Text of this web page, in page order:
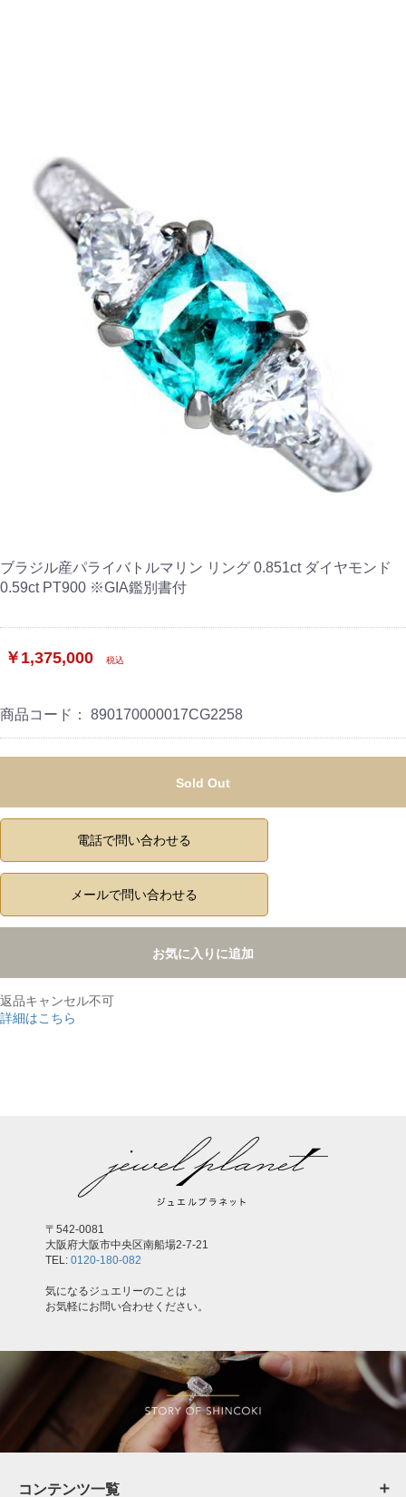
ブラジル産パライバトルマリン リング 0.851ct ダイヤモンド
0.59ct PT900 ※GIA鑑別書付
￥1,375,000 税込
商品コード： 890170000017CG2258
Sold Out
電話で問い合わせる
メールで問い合わせる
お気に入りに追加
返品キャンセル不可
詳細はこちら
〒542-0081
大阪府大阪市中央区南船場2-7-21
TEL: 0120-180-082
気になるジュエリーのことは
お気軽にお問い合わせください。
コンテンツ一覧